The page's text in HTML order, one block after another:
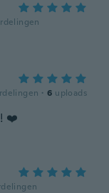
· 6 uploads
❤️